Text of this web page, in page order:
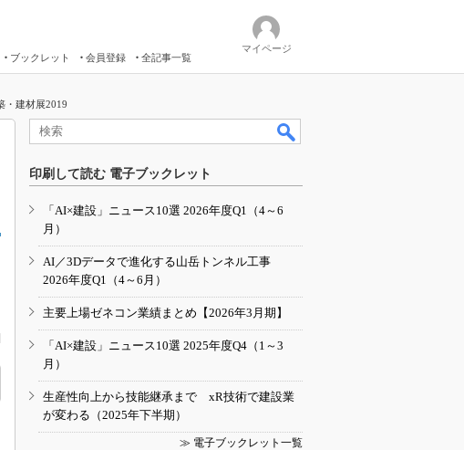
ブックレット 会員登録 全記事一覧
マイページ
・建材展2019
印刷して読む 電子ブックレット
「AI×建設」ニュース10選 2026年度Q1（4～6
月）
AI／3Dデータで進化する山岳トンネル工事
2026年度Q1（4～6月）
主要上場ゼネコン業績まとめ【2026年3月期】
「AI×建設」ニュース10選 2025年度Q4（1～3
月）
生産性向上から技能継承まで xR技術で建設業
が変わる（2025年下半期）
≫ 電子ブックレット一覧